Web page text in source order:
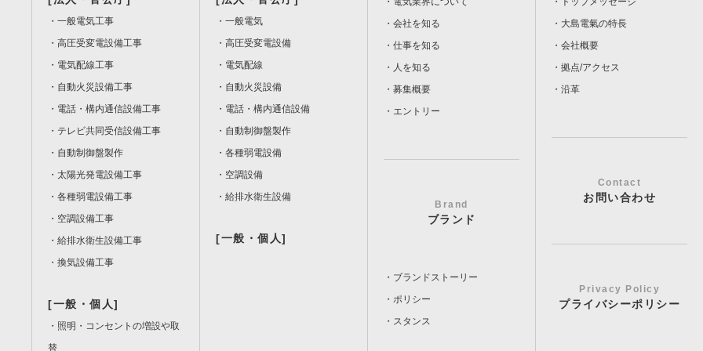
一般電気工事
高圧受変電設備工事
電気配線工事
自動火災設備工事
電話・構内通信設備工事
テレビ共同受信設備工事
自動制御盤製作
太陽光発電設備工事
各種弱電設備工事
空調設備工事
給排水衛生設備工事
換気設備工事
[一般・個人]
照明・コンセントの増設や取
替
一般電気
高圧受変電設備
電気配線
自動火災設備
電話・構内通信設備
自動制御盤製作
各種弱電設備
空調設備
給排水衛生設備
[一般・個人]
会社を知る
仕事を知る
人を知る
募集概要
エントリー
Brand
ブランド
ブランドストーリー
ポリシー
スタンス
大島電氣の特長
会社概要
拠点/アクセス
沿革
Contact
お問い合わせ
Privacy Policy
プライバシーポリシー